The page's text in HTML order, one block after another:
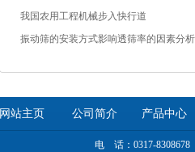
我国农用工程机械步入快行道
振动筛的安装方式影响透筛率的因素分析
网站主页 公司简介 产品中心
电 话：0317-